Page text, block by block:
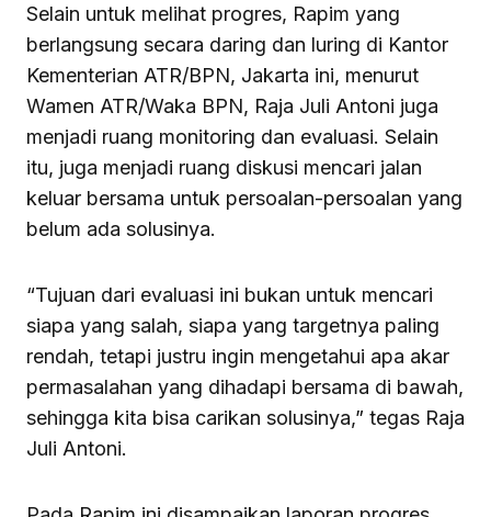
Selain untuk melihat progres, Rapim yang
berlangsung secara daring dan luring di Kantor
Kementerian ATR/BPN, Jakarta ini, menurut
Wamen ATR/Waka BPN, Raja Juli Antoni juga
menjadi ruang monitoring dan evaluasi. Selain
itu, juga menjadi ruang diskusi mencari jalan
keluar bersama untuk persoalan-persoalan yang
belum ada solusinya.
“Tujuan dari evaluasi ini bukan untuk mencari
siapa yang salah, siapa yang targetnya paling
rendah, tetapi justru ingin mengetahui apa akar
permasalahan yang dihadapi bersama di bawah,
sehingga kita bisa carikan solusinya,” tegas Raja
Juli Antoni.